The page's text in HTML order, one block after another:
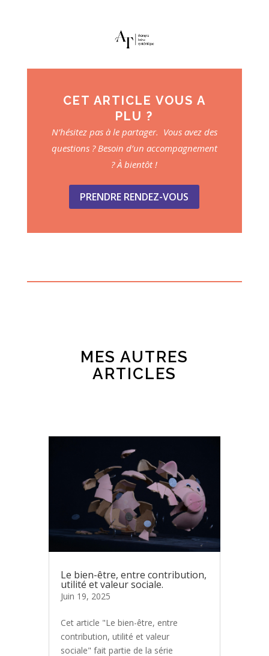
CET ARTICLE VOUS A
PLU ?
N’hésitez pas à le partager. Vous avez des
questions ? Besoin d’un accompagnement
? À bientôt !
PRENDRE RENDEZ-VOUS
MES AUTRES
ARTICLES
Le bien-être, entre contribution,
utilité et valeur sociale.
Juin 19, 2025
Cet article "Le bien-être, entre
contribution, utilité et valeur
sociale" fait partie de la série